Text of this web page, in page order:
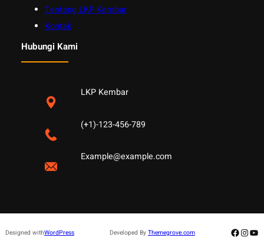
Tentang LKP Kembar
Kontak
Hubungi Kami
LKP Kembar
(+1)-123-456-789
Example@example.com
Designed withWordPress Developed By Themegrove.com